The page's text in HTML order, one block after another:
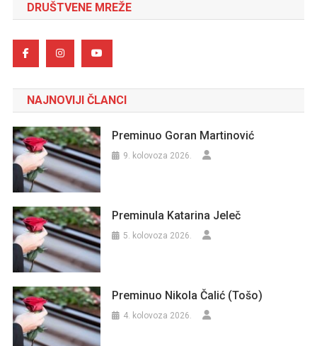
DRUŠTVENE MREŽE
NAJNOVIJI ČLANCI
Preminuo Goran Martinović
9. kolovoza 2026.
Preminula Katarina Jeleč
5. kolovoza 2026.
Preminuo Nikola Čalić (Tošo)
4. kolovoza 2026.